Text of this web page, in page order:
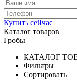
Купить сейчас
Каталог товаров
Гробы
КАТАЛОГ
Фильтры
Сортировать